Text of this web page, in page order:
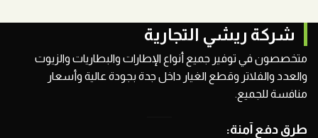
شركة ريشي التجارية
متخصصون في توفير جميع أنواع الإطارات والبطاريات والزيوت
والعدد والفلاتر وقطع الغيار داخل جدة بجودة عالية وأسعار
منافسة للجميع.
طرق دفع آمنة: